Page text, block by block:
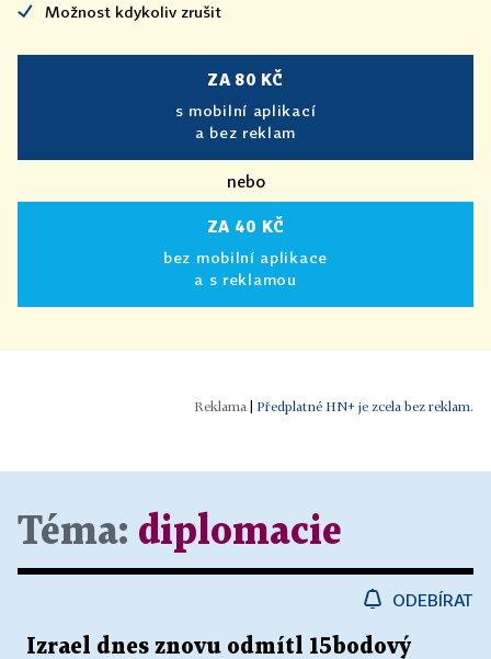
Možnost kdykoliv zrušit
ZA 80 KČ
s mobilní aplikací
a bez reklam
nebo
ZA 40 KČ
bez mobilní aplikace
a s reklamou
Předplatné HN+ je zcela bez reklam.
Téma: diplomacie
ODEBÍRAT
Izrael dnes znovu odmítl 15bodový